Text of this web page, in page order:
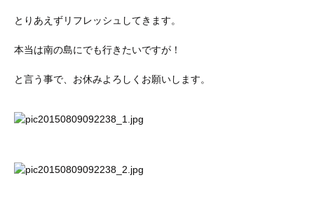
とりあえずリフレッシュしてきます。
本当は南の島にでも行きたいですが！
と言う事で、お休みよろしくお願いします。